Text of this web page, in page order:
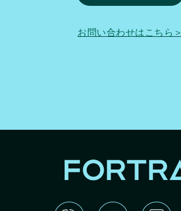
お問い合わせはこちら＞